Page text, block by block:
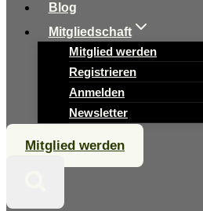
Blog
Mitgliedschaft
Mitglied werden
Registrieren
Anmelden
Newsletter
Mitglied werden